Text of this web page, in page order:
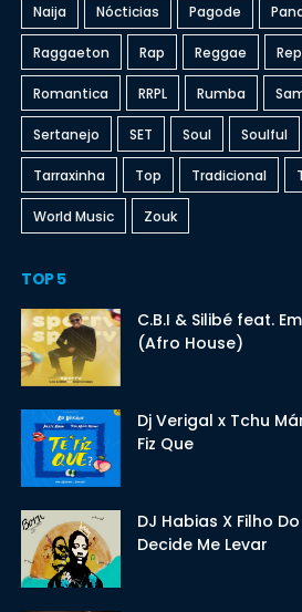
Naija Nócticias Pagode
Raggaeton Rap Reggae
Romantica RRPL Rumba
Sertanejo SET Soul Soulful
Tarraxinha Top Tradicional
World Music Zouk
TOP 5
C.B.I & Silibé feat.
(Afro House)
Dj Verigal x Tchu
Fiz Que
DJ Habias X Filho
Decide Me Levar